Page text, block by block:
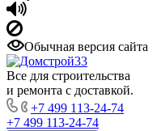
Обычная версия сайта
Все для строительства
и ремонта с доставкой.
+7 499 113-24-74
+7 499 113-24-74